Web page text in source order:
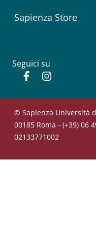
Sapienza Store
Seguici su
Facebook
© Sapienza Università
00185 Roma - (+39) 06
02133771002